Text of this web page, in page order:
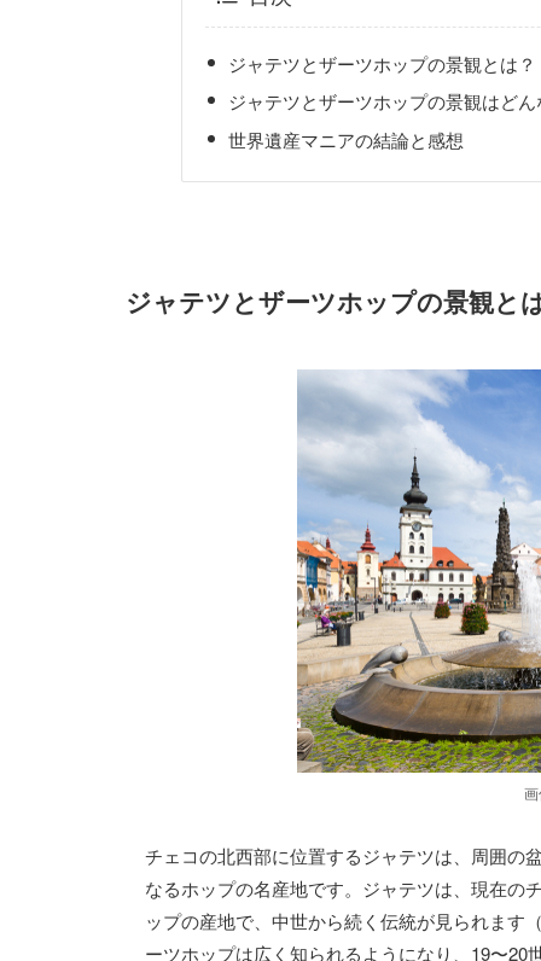
ジャテツとザーツホップの景観とは？
ジャテツとザーツホップの景観はど
世界遺産マニアの結論と感想
ジャテツとザーツホップの景観と
チェコの北西部に位置するジャテツは、周囲の
なるホップの名産地です。ジャテツは、現在の
ップの産地で、中世から続く伝統が見られます
ーツホップは広く知られるようになり、19〜